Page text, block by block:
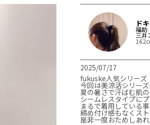
ド
福助
三井
2025/07/17
fukuske人気シリーズ
今回は美涼活シリー
夏の暑さで汗ばむ肌
シームレスタイプに
まるで着用している
締め付け感もなくス
是非一度おためしあ